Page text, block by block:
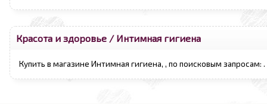
Красота и здоровье / Интимная гигиена
Купить в магазине Интимная гигиена, , по поисковым запросам: .